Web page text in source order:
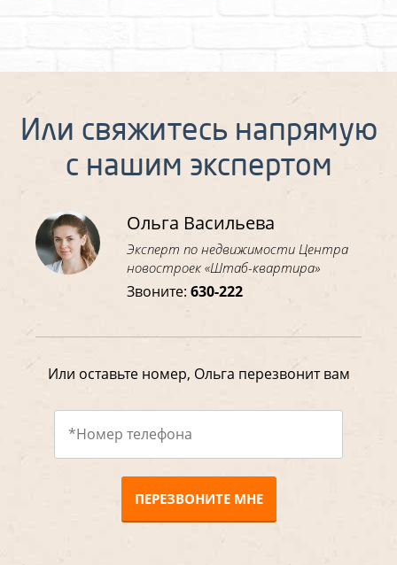
Или свяжитесь напрямую
с нашим экспертом
Ольга Васильева
Эксперт по недвижимости Центра
новостроек «Штаб-квартира»
Звоните:630-222
Или оставьте номер, Ольга перезвонит вам
ПЕРЕЗВОНИТЕ МНЕ